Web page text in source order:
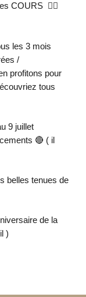
COURS ✍🏼
les 3 mois
/
profitons pour
tous
9 juillet
🔴 ( il
belles tenues de
de la
)